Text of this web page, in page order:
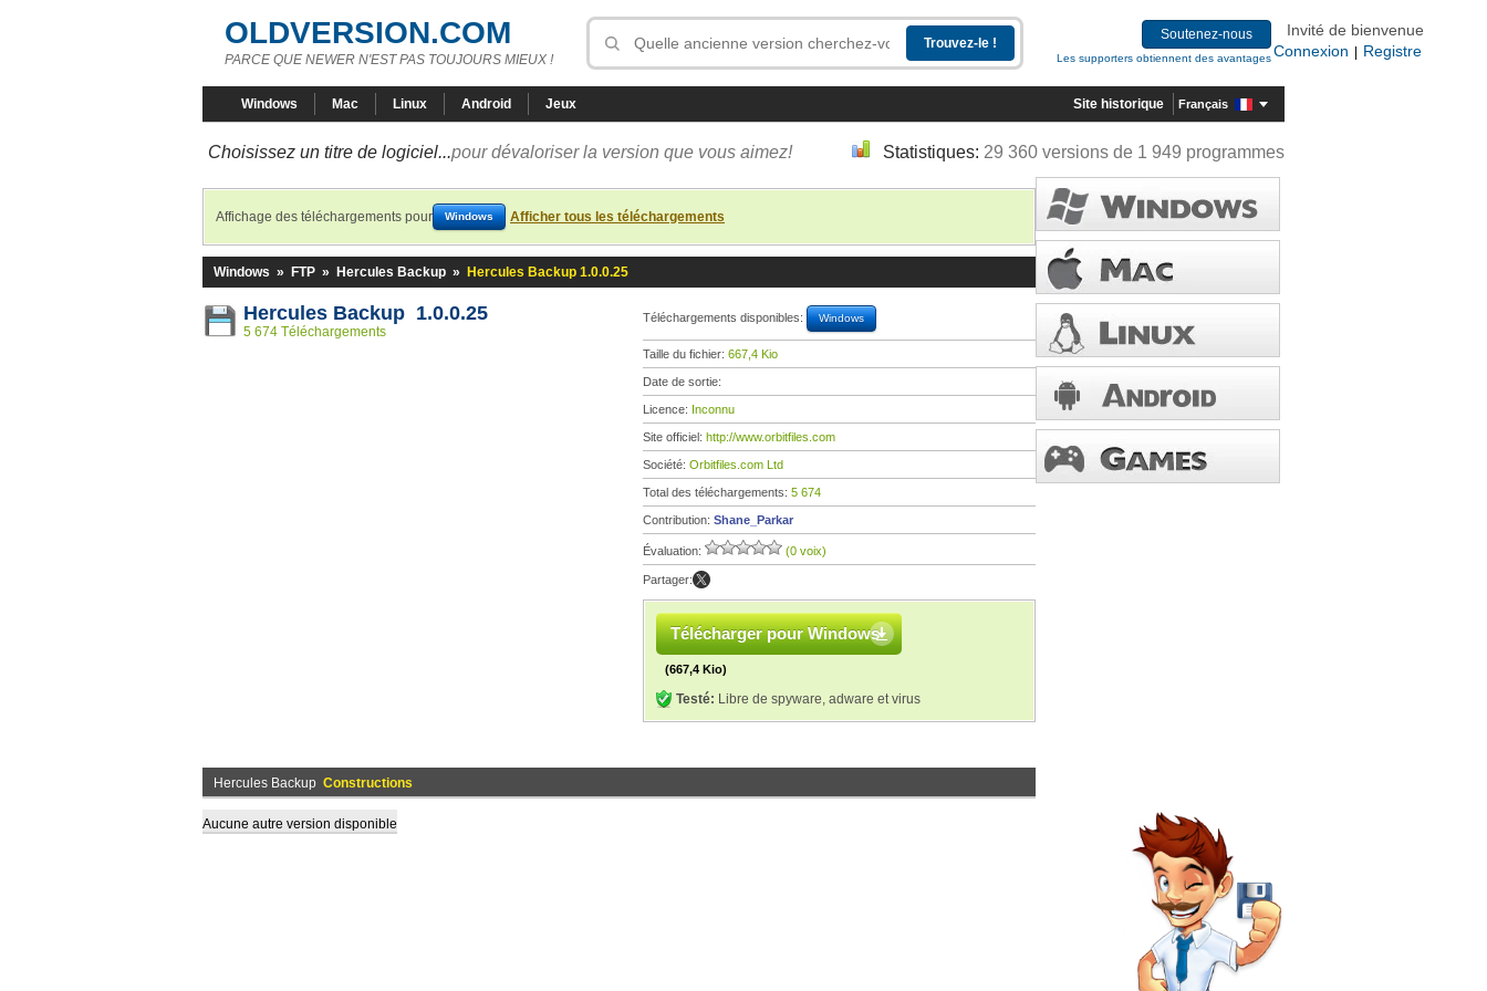
OLDVERSION.COM
PARCE QUE NEWER N'EST PAS TOUJOURS MIEUX !
Soutenez-nous
Les supporters obtiennent des avantages
Invité de bienvenue
Connexion
Registre
Windows Mac Linux Android Jeux Site historique Français
Choisissez un titre de logiciel...pour dévaloriser la version que vous aimez! Statistiques: 29 360 versions de 1 949 programmes
Affichage des téléchargements pour Windows Afficher tous les téléchargements
Windows » FTP » Hercules Backup » Hercules Backup 1.0.0.25
Hercules Backup 1.0.0.25
5 674 Téléchargements
Téléchargements disponibles: Windows
Taille du fichier: 667,4 Kio
Date de sortie:
Licence: Inconnu
Site officiel: http://www.orbitfiles.com
Société: Orbitfiles.com Ltd
Total des téléchargements: 5 674
Contribution: Shane_Parkar
Évaluation: (0 voix)
Partager:
Télécharger pour Windows
(667,4 Kio)
Testé: Libre de spyware, adware et virus
Hercules Backup Constructions
Aucune autre version disponible